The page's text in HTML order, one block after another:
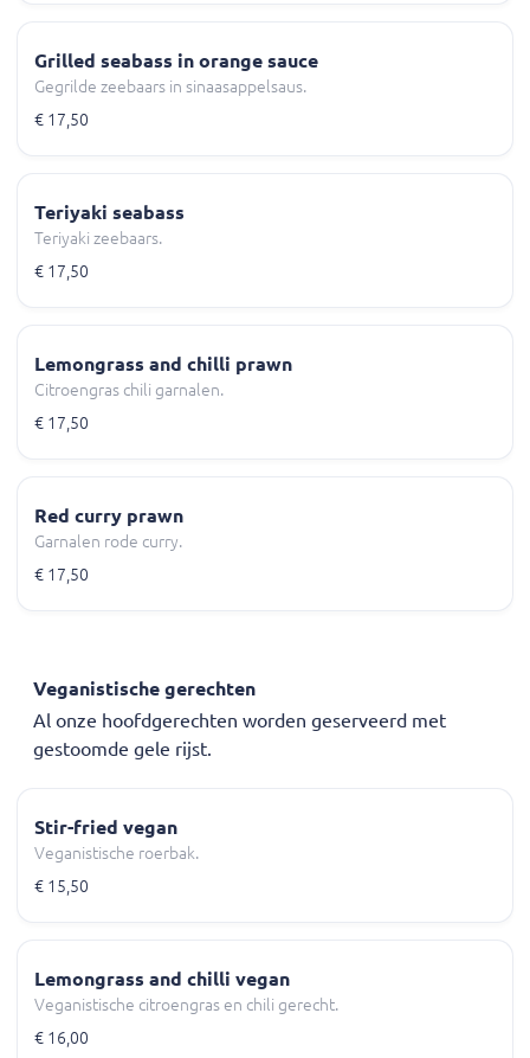
Grilled seabass in orange sauce
Gegrilde zeebaars in sinaasappelsaus.
€ 17,50
Teriyaki seabass
Teriyaki zeebaars.
€ 17,50
Lemongrass and chilli prawn
Citroengras chili garnalen.
€ 17,50
Red curry prawn
Garnalen rode curry.
€ 17,50
Veganistische gerechten
Al onze hoofdgerechten worden geserveerd met
gestoomde gele rijst.
Stir-fried vegan
Veganistische roerbak.
€ 15,50
Lemongrass and chilli vegan
Veganistische citroengras en chili gerecht.
€ 16,00